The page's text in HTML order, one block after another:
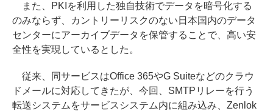
また、PKIを利用した独自技術でデータを暗号化する
のみならず、カントリーリスクのない日本国内のデータ
センターにアーカイブデータを保管することで、高い安
全性を実現しているとした。
従来、同サービスはOffice 365やG Suiteなどのクラウ
ドメールに対応してきたが、今回、SMTPリレーを行う
転送システムをサービスシステム内に組み込み、Zenlok